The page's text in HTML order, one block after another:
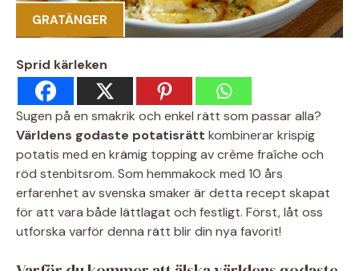
GRATÄNGER
Sprid kärleken
Sugen på en smakrik och enkel rätt som passar alla?
Världens godaste potatisrätt kombinerar krispig
potatis med en krämig topping av crème fraîche och
röd stenbitsrom. Som hemmakock med 10 års
erfarenhet av svenska smaker är detta recept skapat
för att vara både lättlagat och festligt. Först, låt oss
utforska varför denna rätt blir din nya favorit!